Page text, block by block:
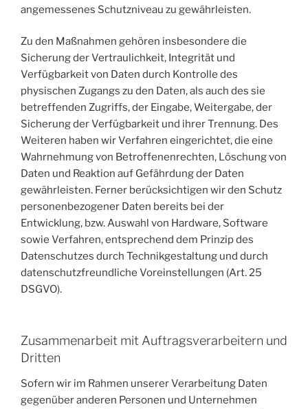
angemessenes Schutzniveau zu gewährleisten.
Zu den Maßnahmen gehören insbesondere die
Sicherung der Vertraulichkeit, Integrität und
Verfügbarkeit von Daten durch Kontrolle des
physischen Zugangs zu den Daten, als auch des sie
betreffenden Zugriffs, der Eingabe, Weitergabe, der
Sicherung der Verfügbarkeit und ihrer Trennung. Des
Weiteren haben wir Verfahren eingerichtet, die eine
Wahrnehmung von Betroffenenrechten, Löschung von
Daten und Reaktion auf Gefährdung der Daten
gewährleisten. Ferner berücksichtigen wir den Schutz
personenbezogener Daten bereits bei der
Entwicklung, bzw. Auswahl von Hardware, Software
sowie Verfahren, entsprechend dem Prinzip des
Datenschutzes durch Technikgestaltung und durch
datenschutzfreundliche Voreinstellungen (Art. 25
DSGVO).
Zusammenarbeit mit Auftragsverarbeitern und
Dritten
Sofern wir im Rahmen unserer Verarbeitung Daten
gegenüber anderen Personen und Unternehmen